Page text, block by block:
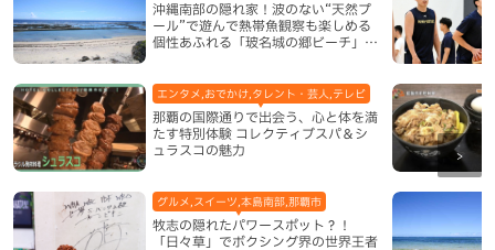
沖縄南部の隠れ家！波のない“天然プ
ール”で遊んで熱帯魚観察も楽しめる
個性あふれる「玻名城の郷ビーチ」
那覇の国際通りで出会う、心と体を満
たす特別体験 コレクティブスパ＆シ
ュラスコの魅力
エンタメ,おでかけ,タレント・芸人,テレビ
牧志の隠れたパワースポット？！
「日々草」でボクシング界の世界王者
グルメ,スイーツ,本島南部,那覇市